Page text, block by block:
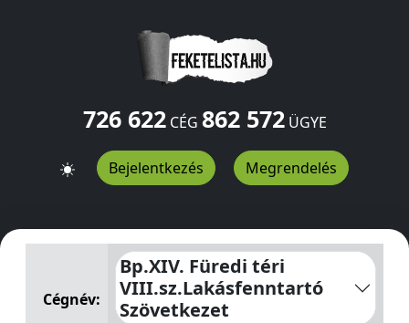
726 622CÉG 862 572ÜGYE
Bejelentkezés Megrendelés
Bp.XIV. Füredi téri VIII.sz.Lakásfenntartó Szövetkezet
Cégnév:
Bp.XIV. Füredi téri
VIII.sz.Lakásfenntartó
Szövetkezet